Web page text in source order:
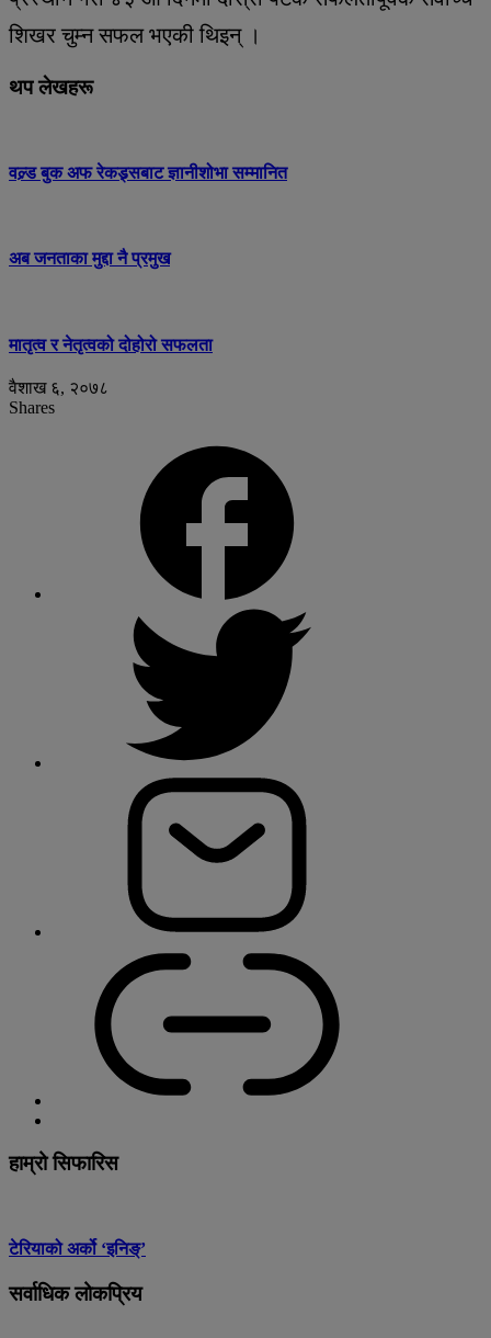
शिखर चुम्न सफल भएकी थिइन् ।
थप लेखहरू
वल्र्ड बुक अफ रेकड्र्सबाट ज्ञानीशोभा सम्मानित
अब जनताका मुद्दा नै प्रमुख
मातृत्व र नेतृत्वको दोहोरो सफलता
वैशाख ६, २०७८
Shares
हाम्रो सिफारिस
टेरियाको अर्को ‘इनिङ्’
सर्वाधिक लोकप्रिय